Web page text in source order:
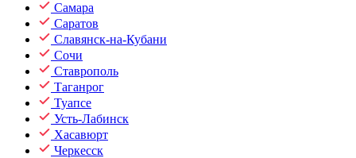
Самара
Саратов
Славянск-на-Кубани
Сочи
Ставрополь
Таганрог
Туапсе
Усть-Лабинск
Хасавюрт
Черкесск